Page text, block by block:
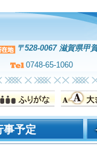
〒528-0067 滋賀県甲
0748-65-1060
事予定